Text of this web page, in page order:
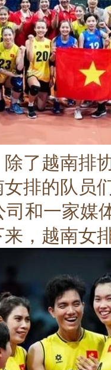
了越南排
排的队员
司和一家媒
，越南女